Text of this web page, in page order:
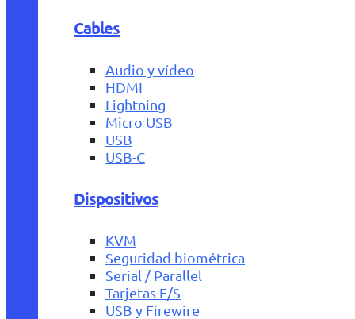
Cables
Audio y vídeo
HDMI
Lightning
Micro USB
USB
USB-C
Dispositivos
KVM
Seguridad biométrica
Serial / Parallel
Tarjetas E/S
USB y Firewire